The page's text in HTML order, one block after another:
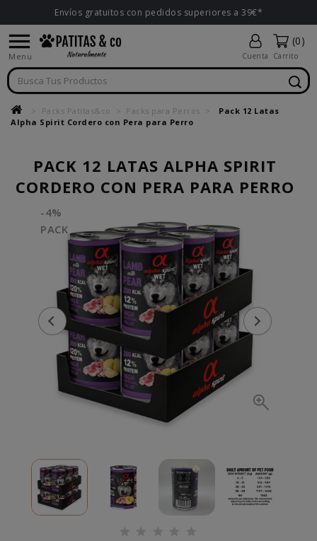
Envíos gratuitos con pedidos superiores a 39€*

Menu Cuenta
(0)
Carrito
Packs Patitas&co Packs para Perros
Pack 12 Latas
Alpha Spirit Cordero con Pera para Perro
PACK 12 LATAS ALPHA SPIRIT
CORDERO CON PERA PARA PERRO
-4%
PACK